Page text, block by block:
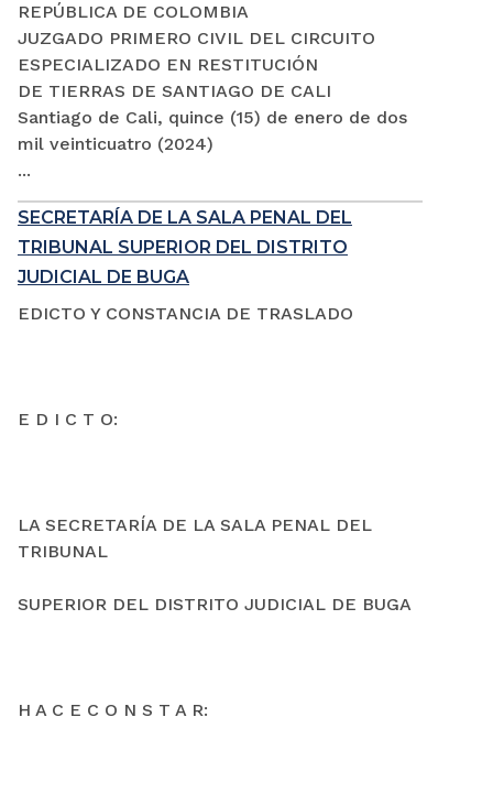
REPÚBLICA DE COLOMBIA
JUZGADO PRIMERO CIVIL DEL CIRCUITO
ESPECIALIZADO EN RESTITUCIÓN
DE TIERRAS DE SANTIAGO DE CALI
Santiago de Cali, quince (15) de enero de dos
mil veinticuatro (2024)
...
SECRETARÍA DE LA SALA PENAL DEL
TRIBUNAL SUPERIOR DEL DISTRITO
JUDICIAL DE BUGA
EDICTO Y CONSTANCIA DE TRASLADO
E D I C T O:
LA SECRETARÍA DE LA SALA PENAL DEL
TRIBUNAL
SUPERIOR DEL DISTRITO JUDICIAL DE BUGA
H A C E C O N S T A R: